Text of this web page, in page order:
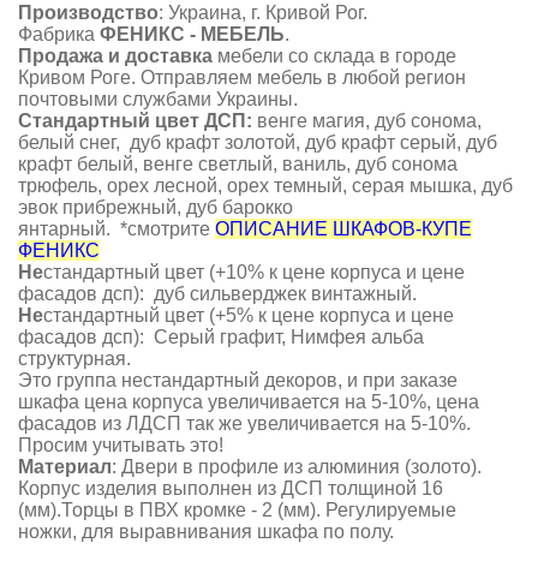
Производство: Украина, г. Кривой Рог.
Фабрика ФЕНИКС - МЕБЕЛЬ.
Продажа и доставка мебели со склада в городе
Кривом Роге. Отправляем мебель в любой регион
почтовыми службами Украины.
Стандартный цвет ДСП : венге магия, дуб сонома,
белый снег, дуб крафт золотой, дуб крафт серый, дуб
крафт белый, венге светлый, ваниль, дуб сонома
трюфель, орех лесной, орех темный, серая мышка, дуб
эвок прибрежный, дуб барокко
янтарный. *смотрите ОПИСАНИЕ ШКАФОВ-КУПЕ
ФЕНИКС
Нестандартный цвет (+10% к цене корпуса и цене
фасадов дсп): дуб сильверджек винтажный.
Нестандартный цвет (+5% к цене корпуса и цене
фасадов дсп): Серый графит, Нимфея альба
структурная.
Это группа нестандартный декоров, и при заказе
шкафа цена корпуса увеличивается на 5-10%, цена
фасадов из ЛДСП так же увеличивается на 5-10%.
Просим учитывать это!
Материал: Двери в профиле из алюминия (золото).
Корпус изделия выполнен из ДСП толщиной 16
(мм).Торцы в ПВХ кромке - 2 (мм). Регулируемые
ножки, для выравнивания шкафа по полу.